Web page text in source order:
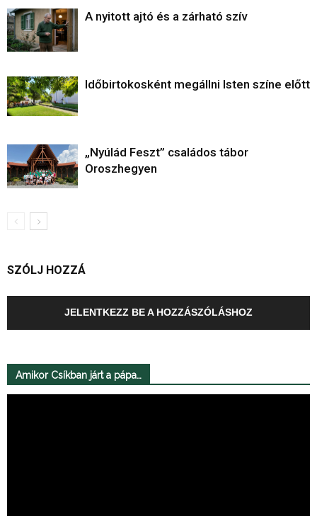
A nyitott ajtó és a zárható szív
Időbirtokosként megállni Isten színe előtt
„Nyúlád Feszt” családos tábor
Oroszhegyen
SZÓLJ HOZZÁ
JELENTKEZZ BE A HOZZÁSZÓLÁSHOZ
Amikor Csíkban járt a pápa…